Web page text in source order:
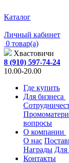
Каталог
Личный кабинет
0 товар(а)
Хвастовичи
8 (910) 597-74-24
10.00-20.00
Где купить
Для бизнеса
вопросы
О компании
О нас
Награды
Контакты